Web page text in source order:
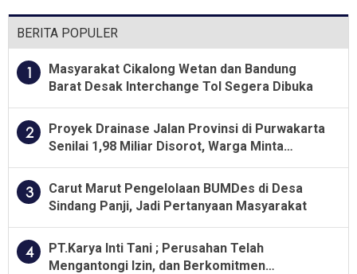
BERITA POPULER
1
Masyarakat Cikalong Wetan dan Bandung
Barat Desak Interchange Tol Segera Dibuka
2
Proyek Drainase Jalan Provinsi di Purwakarta
Senilai 1,98 Miliar Disorot, Warga Minta
3
Carut Marut Pengelolaan BUMDes di Desa
Sindang Panji, Jadi Pertanyaan Masyarakat
4
PT.Karya Inti Tani ; Perusahan Telah
Mengantongi Izin, dan Berkomitmen